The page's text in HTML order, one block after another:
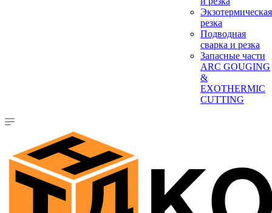
Экзотермическая
резка
Подводная
сварка и резка
Запасные части
ARC GOUGING
&
EXOTHERMIC
CUTTING